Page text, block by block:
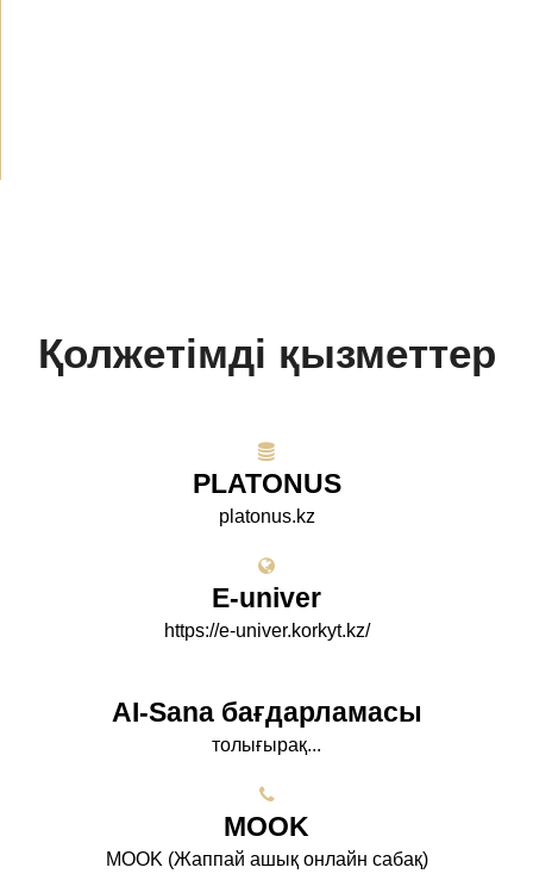
Қолжетімді қызметтер
PLATONUS
platonus.kz
E-univer
https://e-univer.korkyt.kz/
AI-Sana бағдарламасы
толығырақ...
МООK
МООK (Жаппай ашық онлайн сабақ)